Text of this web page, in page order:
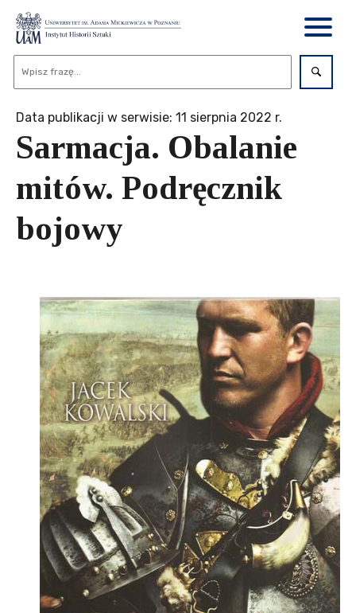
Data publikacji w serwisie: 11 sierpnia 2022 r.
Sarmacja. Obalanie
mitów. Podręcznik
bojowy